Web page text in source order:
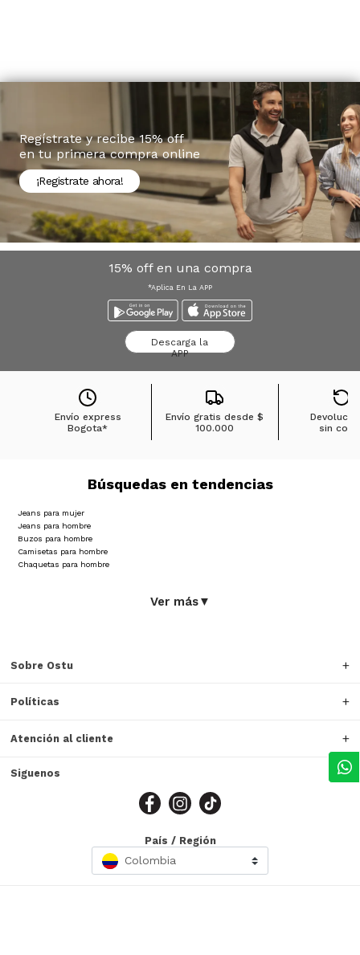
Regístrate y recibe 15% off
en tu primera compra online
¡Registrate ahora!
15% off en una compra
*Aplica En La APP
Descarga la
APP
Envío express
Bogota*
Envío gratis desde$
100.000
sin
Búsquedas en tendencias
Jeans para mujer
Jeans para hombre
Buzos para hombre
Camisetas para hombre
Chaquetas para hombre
Ver más▼
Sobre Ostu
Políticas
Atención al cliente
Siguenos
País / Región
Colombia